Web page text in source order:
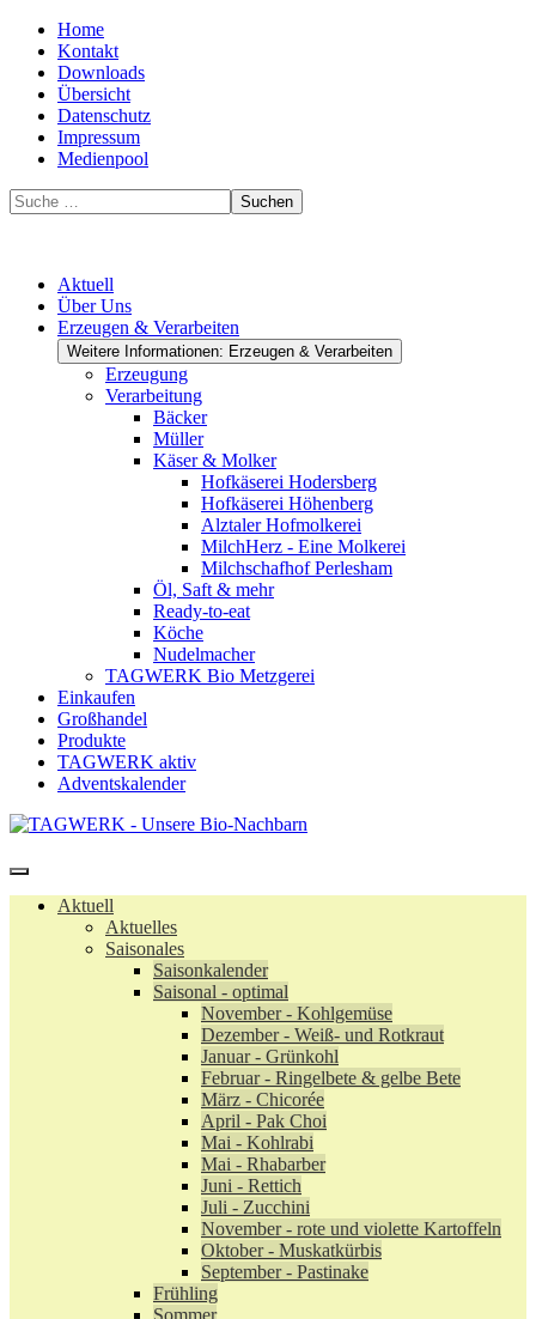
Home
Kontakt
Downloads
Übersicht
Datenschutz
Impressum
Medienpool
Suchen
Aktuell
Über Uns
Erzeugen & Verarbeiten
Weitere Informationen: Erzeugen & Verarbeiten
Erzeugung
Verarbeitung
Bäcker
Müller
Käser & Molker
Hofkäserei Hodersberg
Hofkäserei Höhenberg
Alztaler Hofmolkerei
MilchHerz - Eine Molkerei
Milchschafhof Perlesham
Öl, Saft & mehr
Ready-to-eat
Köche
Nudelmacher
TAGWERK Bio Metzgerei
Einkaufen
Großhandel
Produkte
TAGWERK aktiv
Adventskalender
Aktuell
Aktuelles
Saisonales
Saisonkalender
Saisonal - optimal
November - Kohlgemüse
Dezember - Weiß- und Rotkraut
Januar - Grünkohl
Februar - Ringelbete & gelbe Bete
März - Chicorée
April - Pak Choi
Mai - Kohlrabi
Mai - Rhabarber
Juni - Rettich
Juli - Zucchini
November - rote und violette Kartoffeln
Oktober - Muskatkürbis
September - Pastinake
Frühling
Sommer